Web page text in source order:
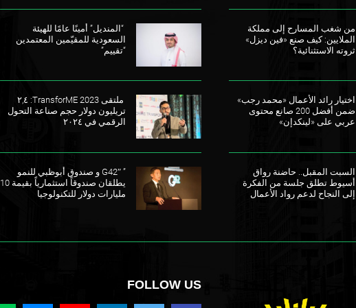
من شغب المسارح إلى مملكة
الملايين: كيف صنع «فين ديزل»
ثروته الاستثنائية؟
اختيار رائد الأعمال «محمد رجب»
ضمن أفضل 200 صانع محتوى
عربي على «لينكدإن»
السبت المقبل.. حاضنة رواق
أسيوط تطلق جلسة من الفكرة
إلى النجاح لدعم رواد الأعمال
“المنديل” أمينًا عامًا للهيئة
السعودية للمقيّمين المعتمدين
“تقييم”
ملتقى TransforME 2023: ٢,٤
تريليون دولار حجم صناعة التحول
الرقمي في ٢٠٢٤
” G42″ و صندوق أبوظبي للنمو
يطلقان صندوقاً استثمارياً بقيمة 10
مليارات دولار للتكنولوجيا
FOLLOW US